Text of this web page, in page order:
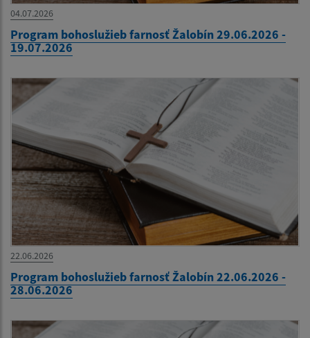
04.07.2026
Program bohoslužieb farnosť Žalobín 29.06.2026 -
19.07.2026
22.06.2026
Program bohoslužieb farnosť Žalobín 22.06.2026 -
28.06.2026